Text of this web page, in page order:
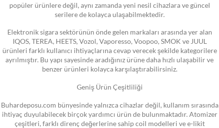
popüler ürünlere değil, aynı zamanda yeni nesil cihazlara ve güncel
serilere de kolayca ulaşabilmektedir.
Elektronik sigara sektörünün önde gelen markaları arasında yer alan
IQOS, TEREA, HEETS, Vozol, Vaporesso, Voopoo, SMOK ve JUUL
ürünleri farklı kullanıcı ihtiyaçlarına cevap verecek şekilde kategorilere
ayrılmıştır. Bu yapı sayesinde aradığınız ürüne daha hızlı ulaşabilir ve
benzer ürünleri kolayca karşılaştırabilirsiniz.
Geniş Ürün Çeşitliliği
Buhardeposu.com bünyesinde yalnızca cihazlar değil, kullanım sırasında
ihtiyaç duyulabilecek birçok yardımcı ürün de bulunmaktadır. Atomizer
çeşitleri, farklı direnç değerlerine sahip coil modelleri ve e-likit